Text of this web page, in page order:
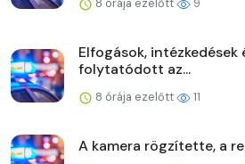
8 órája ezelőtt 9
Elfogások,
folytatódott az...
8 órája ezelőtt 11
A kamera rögzítette, a